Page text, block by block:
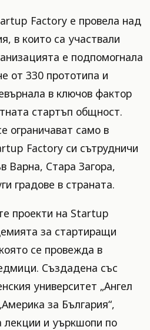
Factory е провела над
в които са участвали
е подпомогнала
от 330 прототипа и
в ключов фактор
стартъп общност.
ограничават само в
Factory си сътрудничи
Варна, Стара Загора,
градове в страната.
проекти на Startup
за стартиращи
се провежда в
Създадена със
университет „Ангел
за България“,
лекции и уъркшопи по